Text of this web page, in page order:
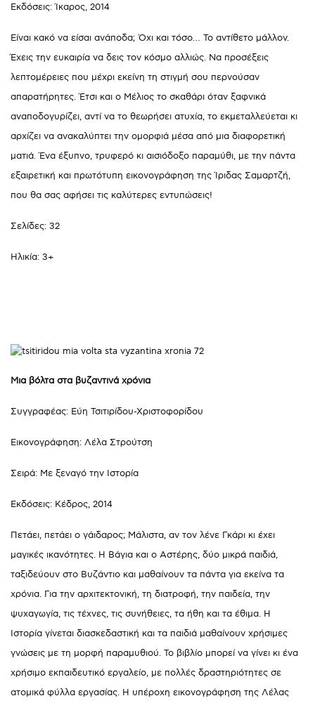
Εκδόσεις: Ίκαρος, 2014
Είναι κακό να είσαι ανάποδα; Όχι και τόσο… Το αντίθετο μάλλον.
Έχεις την ευκαιρία να δεις τον κόσμο αλλιώς. Να προσέξεις
λεπτομέρειες που μέχρι εκείνη τη στιγμή σου περνούσαν
απαρατήρητες. Έτσι και ο Μέλιος το σκαθάρι όταν ξαφνικά
αναποδογυρίζει, αντί να το θεωρήσει ατυχία, το εκμεταλλεύεται κι
αρχίζει να ανακαλύπτει την ομορφιά μέσα από μια διαφορετική
ματιά. Ένα έξυπνο, τρυφερό κι αισιόδοξο παραμύθι, με την πάντα
εξαιρετική και πρωτότυπη εικονογράφηση της Ίριδας Σαμαρτζή,
που θα σας αφήσει τις καλύτερες εντυπώσεις!
Σελίδες: 32
Ηλικία: 3+
Μια βόλτα στα βυζαντινά χρόνια
Συγγραφέας: Εύη Τσιτιρίδου-Χριστοφορίδου
Εικονογράφηση: Λέλα Στρούτση
Σειρά: Με ξεναγό την Ιστορία
Εκδόσεις: Κέδρος, 2014
Πετάει, πετάει ο γάιδαρος; Μάλιστα, αν τον λένε Γκάρι κι έχει
μαγικές ικανότητες. Η Βάγια και ο Αστέρης, δύο μικρά παιδιά,
ταξιδεύουν στο Βυζάντιο και μαθαίνουν τα πάντα για εκείνα τα
χρόνια. Για την αρχιτεκτονική, τη διατροφή, την παιδεία, την
ψυχαγωγία, τις τέχνες, τις συνήθειες, τα ήθη και τα έθιμα. Η
Ιστορία γίνεται διασκεδαστική και τα παιδιά μαθαίνουν χρήσιμες
γνώσεις με τη μορφή παραμυθιού. Το βιβλίο μπορεί να γίνει κι ένα
χρήσιμο εκπαιδευτικό εργαλείο, με πολλές δραστηριότητες σε
ατομικά φύλλα εργασίας. Η υπέροχη εικονογράφηση της Λέλας